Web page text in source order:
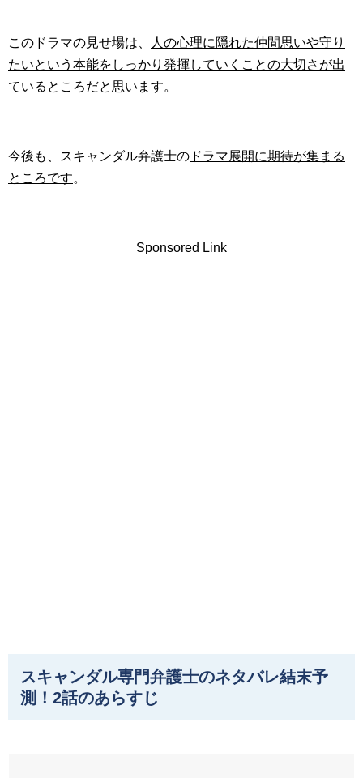
このドラマの見せ場は、
人の心理に隠れた仲間思いや守り
たいという本能をしっかり発揮していくことの大切さが出
ているところだと思います。
今後も、スキャンダル弁護士の ドラマ展開に期待が集まる
ところです。
Sponsored Link
スキャンダル専門弁護士のネタバレ結末予
測！2話のあらすじ